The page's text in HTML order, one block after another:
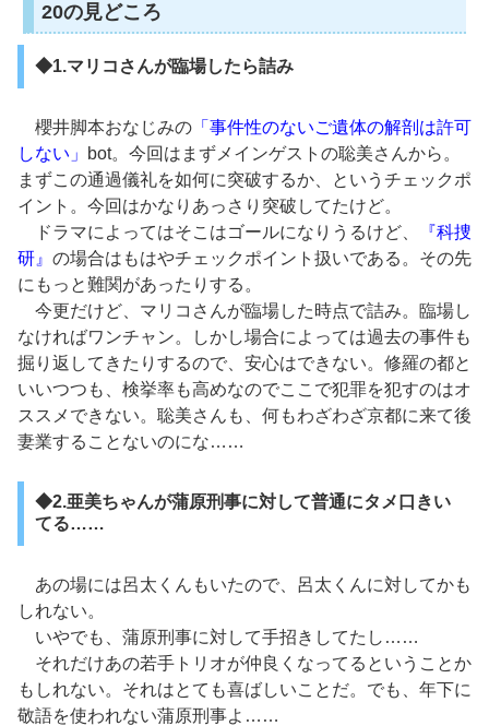
20の見どころ
◆1.マリコさんが臨場したら詰み
櫻井脚本おなじみの 「事件性のないご遺体の解剖は許可
しない」
bot。今回はまずメインゲストの聡美さんから。
まずこの通過儀礼を如何に突破するか、というチェックポ
イント。今回はかなりあっさり突破してたけど。
ドラマによってはそこはゴールになりうるけど、
『科捜
研』 の場合はもはやチェックポイント扱いである。その先
にもっと難関があったりする。
今更だけど、マリコさんが臨場した時点で詰み。臨場し
なければワンチャン。しかし場合によっては過去の事件も
掘り返してきたりするので、安心はできない。修羅の都と
いいつつも、検挙率も高めなのでここで犯罪を犯すのはオ
ススメできない。聡美さんも、何もわざわざ京都に来て後
妻業することないのにな……
◆2.亜美ちゃんが蒲原刑事に対して普通にタメ口きい
てる……
あの場には呂太くんもいたので、呂太くんに対してかも
しれない。
いやでも、蒲原刑事に対して手招きしてたし……
それだけあの若手トリオが仲良くなってるということか
もしれない。それはとても喜ばしいことだ。でも、年下に
敬語を使われない蒲原刑事よ……